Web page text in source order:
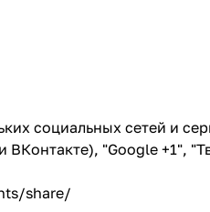
социальных сетей и
"Google +1",
share/